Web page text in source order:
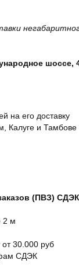
шоссе,
на его доставку
и Тамбове
(ПВЗ)
2 м
30.000 руб
СДЭК